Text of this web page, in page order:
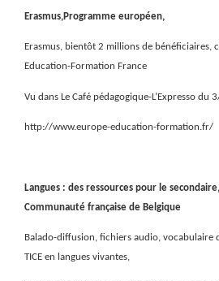
Erasmus,Programme européen,
Erasmus, bientôt 2 millions de bénéficiaires,
Education-Formation France
Vu dans Le Café pédagogique-L’Expresso du
http://www.europe-education-formation.fr/
Langues : des ressources pour le
Communauté française de Belgique
Balado-diffusion, fichiers audio, vocabulaire
TICE en langues vivantes,